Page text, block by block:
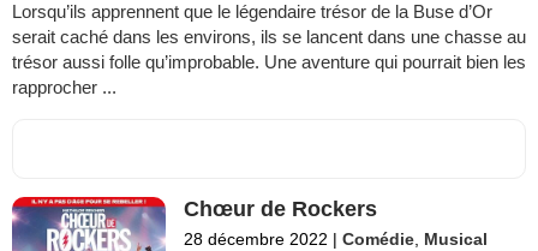
Lorsqu’ils apprennent que le légendaire trésor de la Buse d’Or
serait caché dans les environs, ils se lancent dans une chasse au
trésor aussi folle qu’improbable. Une aventure qui pourrait bien les
rapprocher ...
Chœur de Rockers
28 décembre 2022 | Comédie Musical